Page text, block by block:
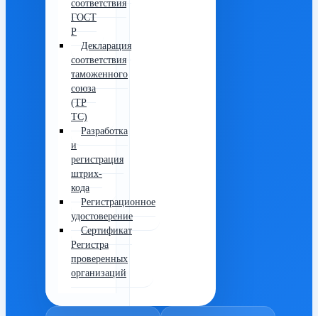
соответствия
ГОСТ
Р
Декларация
соответствия
таможенного
союза
(ТР
ТС)
Разработка
и
регистрация
штрих-
кода
Регистрационное
удостоверение
Сертификат
Регистра
проверенных
организаций